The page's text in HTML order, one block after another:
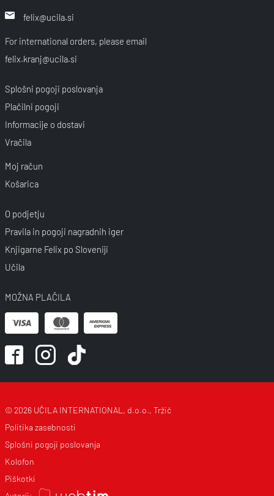
felix@ucila.si
For international orders, please email
felix.kranj@ucila.si
Splošni pogoji poslovanja
Plačilni pogoji
Informacije o dostavi
Vračila
Moj račun
Košarica
O podjetju
Pravila in pogoji nagradnih iger
Knjigarne Felix po Sloveniji
Učila
MOŽNA PLAČILA
© 2026 UČILA INTERNATIONAL, d.o.o., Tržič
Politika zasebnosti
Splošni pogoji poslovanja
Kolofon
Piškotki